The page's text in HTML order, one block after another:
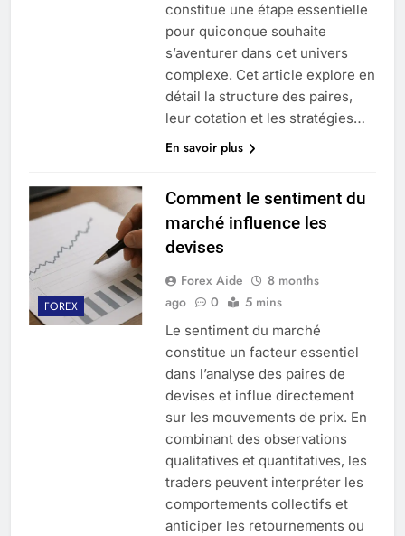
constitue une étape essentielle
pour quiconque souhaite
s’aventurer dans cet univers
complexe. Cet article explore en
détail la structure des paires,
leur cotation et les stratégies…
En savoir plus
FOREX
Comment le sentiment du
marché influence les
devises
Forex Aide
8 months
ago
0 5 mins
Le sentiment du marché
constitue un facteur essentiel
dans l’analyse des paires de
devises et influe directement
sur les mouvements de prix. En
combinant des observations
qualitatives et quantitatives, les
traders peuvent interpréter les
comportements collectifs et
anticiper les retournements ou